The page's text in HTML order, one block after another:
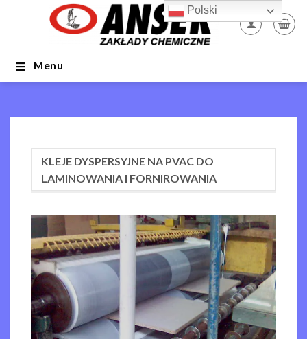
Menu
KLEJE DYSPERSYJNE NA PVAC DO
LAMINOWANIA I FORNIROWANIA
Polski